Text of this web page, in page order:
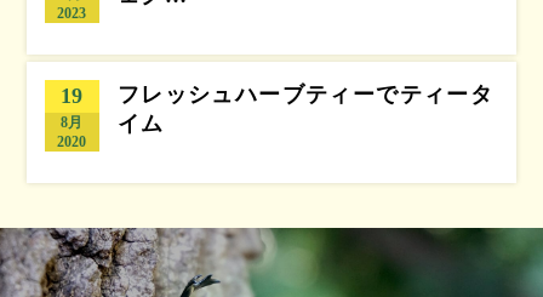
2023
19
8月
2020
フレッシュハーブティーでティータ
イム